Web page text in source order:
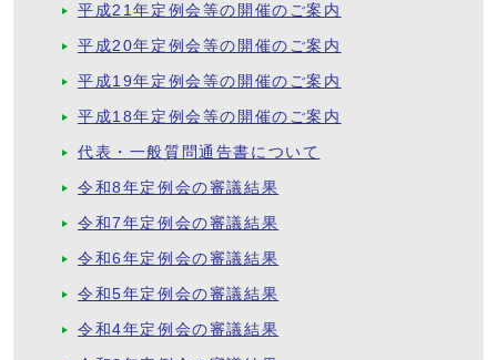
平成21年定例会等の開催のご案内
平成20年定例会等の開催のご案内
平成19年定例会等の開催のご案内
平成18年定例会等の開催のご案内
代表・一般質問通告書について
令和8年定例会の審議結果
令和7年定例会の審議結果
令和6年定例会の審議結果
令和5年定例会の審議結果
令和4年定例会の審議結果